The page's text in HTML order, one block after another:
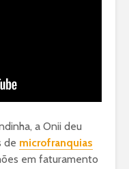
a Onii deu
de microfranquias
em faturamento